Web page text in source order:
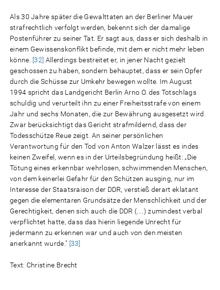
Als 30 Jahre später die Gewalttaten an der Berliner Mauer
strafrechtlich verfolgt werden, bekennt sich der damalige
Postenführer zu seiner Tat. Er sagt aus, dass er sich deshalb in
einem Gewissenskonflikt befinde, mit dem er nicht mehr leben
könne. [32] Allerdings bestreitet er, in jener Nacht gezielt
geschossen zu haben, sondern behauptet, dass er sein Opfer
durch die Schüsse zur Umkehr bewegen wollte. Im August
1994 spricht das Landgericht Berlin Arno O. des Totschlags
schuldig und verurteilt ihn zu einer Freiheitsstrafe von einem
Jahr und sechs Monaten, die zur Bewährung ausgesetzt wird.
Zwar berücksichtigt das Gericht strafmildernd, dass der
Todesschütze Reue zeigt. An seiner persönlichen
Verantwortung für den Tod von Anton Walzer lässt es indes
keinen Zweifel, wenn es in der Urteilsbegründung heißt: „Die
Tötung eines erkennbar wehrlosen, schwimmenden Menschen,
von dem keinerlei Gefahr für den Schützen ausging, nur im
Interesse der Staatsraison der DDR, verstieß derart eklatant
gegen die elementaren Grundsätze der Menschlichkeit und der
Gerechtigkeit, denen sich auch die DDR (…) zumindest verbal
verpflichtet hatte, dass das hierin liegende Unrecht für
jedermann zu erkennen war und auch von den meisten
anerkannt wurde." [33]
Text: Christine Brecht